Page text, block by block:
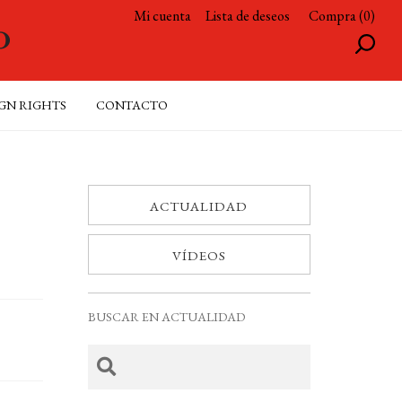
Mi cuenta Lista de deseos Compra (0)
RIGHTS CONTACTO
ACTUALIDAD
VÍDEOS
BUSCAR EN ACTUALIDAD